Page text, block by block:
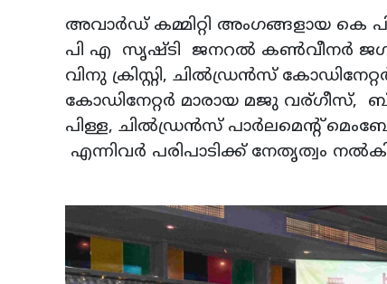
അവാര്‍ഡ് കമ്മിറ്റി അംഗങ്ങളായ കെ
പി എ സൃഷ്ടി ജനറല്‍ കണ്‍വീനര്‍
വിനു ക്രിസ്റ്റി, ചില്‍ഡ്രന്‍സ്
കോഡിനേറ്റര്‍ മാരായ മജു വര്ഗീസ്,
പിള്ള, ചില്‍ഡ്രന്‍സ് പാര്‍ലമെന്റ്
എന്നിവര്‍ പരിപാടിക്ക് നേതൃത്വം